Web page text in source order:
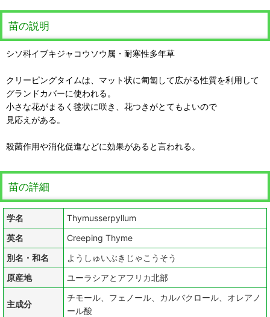
苗の説明
シソ科イブキジャコウソウ属・耐寒性多年草
クリーピングタイムは、マット状に匍匐して広がる性質を利用して
グランドカバーに使われる。
小さな花がまるく毬状に咲き、花つきがとてもよいので
見応えがある。
殺菌作用や消化促進などに効果があると言われる。
苗の詳細
学名
Thymusserpyllum
英名
Creeping Thyme
別名・和名
ようしゅいぶきじゃこうそう
原産地
ユーラシアとアフリカ北部
主成分
チモール、フェノール、カルバクロール、オレアノ
ール酸